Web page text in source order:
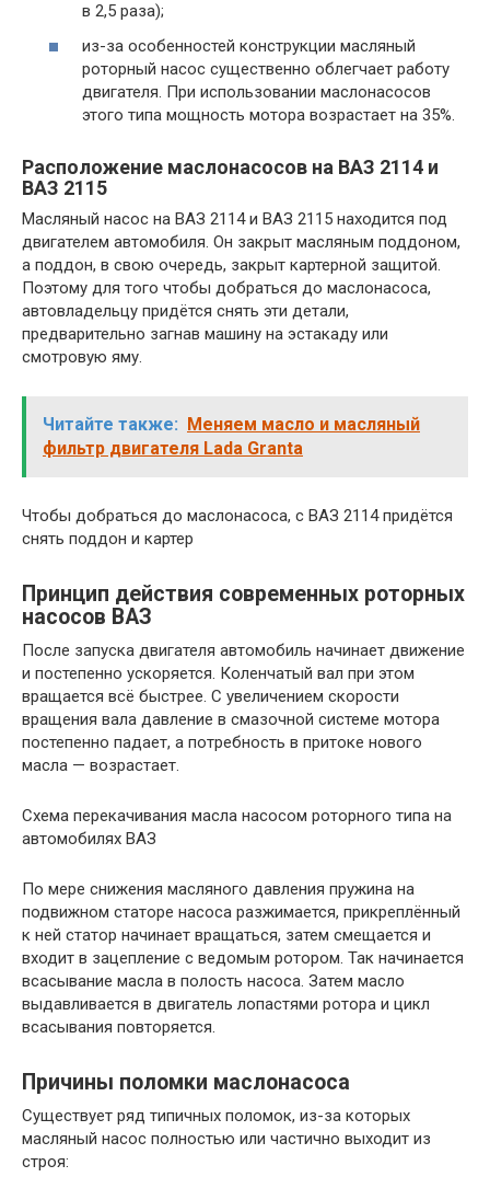
в 2,5 раза);
из-за особенностей конструкции масляный
роторный насос существенно облегчает работу
двигателя. При использовании маслонасосов
этого типа мощность мотора возрастает на 35%.
Расположение маслонасосов на ВАЗ 2114 и
ВАЗ 2115
Масляный насос на ВАЗ 2114 и ВАЗ 2115 находится под
двигателем автомобиля. Он закрыт масляным поддоном,
а поддон, в свою очередь, закрыт картерной защитой.
Поэтому для того чтобы добраться до маслонасоса,
автовладельцу придётся снять эти детали,
предварительно загнав машину на эстакаду или
смотровую яму.
Читайте также: Меняем масло и масляный
фильтр двигателя Lada Granta
Чтобы добраться до маслонасоса, с ВАЗ 2114 придётся
снять поддон и картер
Принцип действия современных роторных
насосов ВАЗ
После запуска двигателя автомобиль начинает движение
и постепенно ускоряется. Коленчатый вал при этом
вращается всё быстрее. С увеличением скорости
вращения вала давление в смазочной системе мотора
постепенно падает, а потребность в притоке нового
масла — возрастает.
Схема перекачивания масла насосом роторного типа на
автомобилях ВАЗ
По мере снижения масляного давления пружина на
подвижном статоре насоса разжимается, прикреплённый
к ней статор начинает вращаться, затем смещается и
входит в зацепление с ведомым ротором. Так начинается
всасывание масла в полость насоса. Затем масло
выдавливается в двигатель лопастями ротора и цикл
всасывания повторяется.
Причины поломки маслонасоса
Существует ряд типичных поломок, из-за которых
масляный насос полностью или частично выходит из
строя: